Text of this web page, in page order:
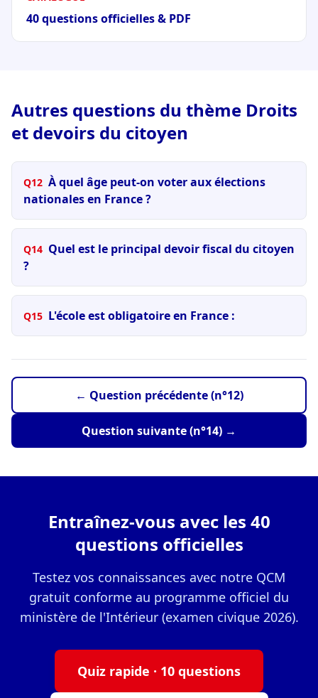
40 questions officielles & PDF
Autres questions du thème Droits
et devoirs du citoyen
Q12 À quel âge peut-on voter aux élections
nationales en France ?
Q14 Quel est le principal devoir fiscal du citoyen
?
Q15 L'école est obligatoire en France :
← Question précédente (n°12)
Question suivante (n°14) →
Entraînez-vous avec les 40
questions officielles
Testez vos connaissances avec notre QCM
gratuit conforme au programme officiel du
ministère de l'Intérieur (examen civique 2026).
Quiz rapide · 10 questions